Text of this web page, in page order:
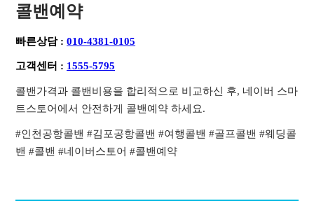
콜밴예약
빠른상담 :010-4381-0105
고객센터 : 1555-5795
콜밴가격과 콜밴비용을 합리적으로 비교하신 후, 네이버 스마
트스토어에서 안전하게 콜밴예약 하세요.
#인천공항콜밴 #김포공항콜밴 #여행콜밴 #골프콜밴 #웨딩콜
밴 #콜밴 #네이버스토어 #콜밴예약